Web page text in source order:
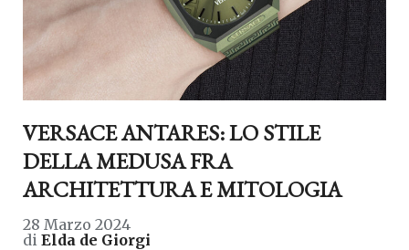
VERSACE ANTARES: LO STILE
DELLA MEDUSA FRA
ARCHITETTURA E MITOLOGIA
28 Marzo 2024
di Elda de Giorgi